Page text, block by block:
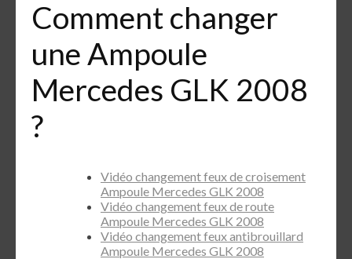
Comment changer
une Ampoule
Mercedes GLK 2008
?
Vidéo changement feux de croisement
Ampoule Mercedes GLK 2008
Vidéo changement feux de route
Ampoule Mercedes GLK 2008
Vidéo changement feux antibrouillard
Ampoule Mercedes GLK 2008